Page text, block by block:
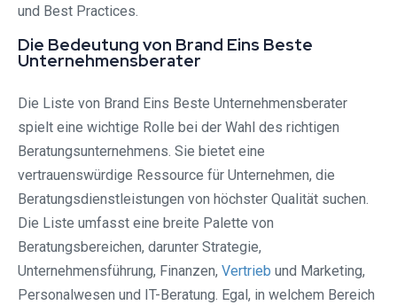
und Best Practices.
Die Bedeutung von Brand Eins Beste
Unternehmensberater
Die Liste von Brand Eins Beste Unternehmensberater
spielt eine wichtige Rolle bei der Wahl des richtigen
Beratungsunternehmens. Sie bietet eine
vertrauenswürdige Ressource für Unternehmen, die
Beratungsdienstleistungen von höchster Qualität suchen.
Die Liste umfasst eine breite Palette von
Beratungsbereichen, darunter Strategie,
Unternehmensführung, Finanzen, Vertrieb und Marketing,
Personalwesen und IT-Beratung. Egal, in welchem Bereich